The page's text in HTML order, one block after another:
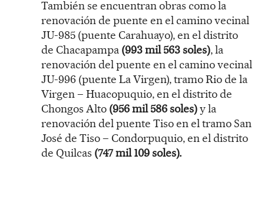
También se encuentran obras como la
renovación de puente en el camino vecinal
JU-985 (puente Carahuayo), en el distrito
de Chacapampa (993 mil 563 soles), la
renovación del puente en el camino vecinal
JU-996 (puente La Virgen), tramo Rio de la
Virgen – Huacopuquio, en el distrito de
Chongos Alto (956 mil 586 soles)y la
renovación del puente Tiso en el tramo San
José de Tiso – Condorpuquio, en el distrito
de Quilcas (747 mil 109 soles).